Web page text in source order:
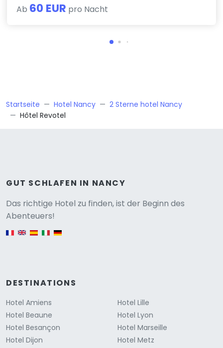
Ab 60 EUR pro Nacht
Startseite Hotel Nancy
2 Sterne hotel Nancy
Hôtel Revotel
GUT SCHLAFEN IN NANCY
Das richtige Hotel zu finden, ist der Beginn des
Abenteuers!
English version
DESTINATIONS
Hotel Amiens
Hotel Beaune
Hotel Besançon
Hotel Dijon
Hotel Lille
Hotel Lyon
Hotel Marseille
Hotel Metz